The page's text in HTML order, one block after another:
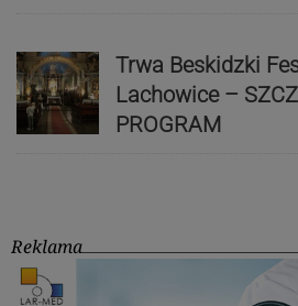
Trwa Beskidzki
Lachowice –
PROGRAM
Reklama